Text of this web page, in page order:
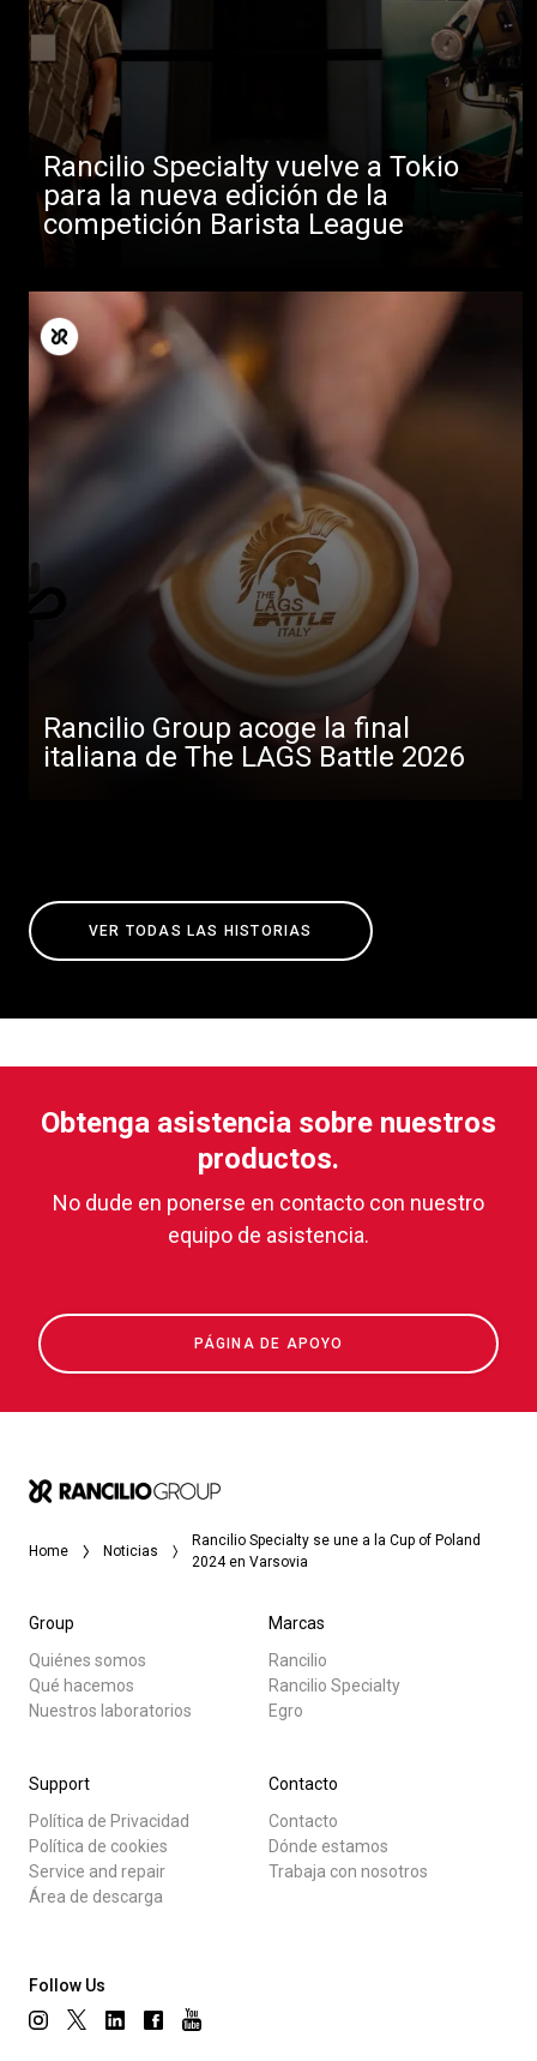
Rancilio Specialty vuelve a Tokio
para la nueva edición de la
competición Barista League
Rancilio Group acoge la final
italiana de The LAGS Battle 2026
VER TODAS LAS HISTORIAS
Obtenga asistencia sobre nuestros
productos.
No dude en ponerse en contacto con nuestro
equipo de asistencia.
PÁGINA DE APOYO
Home Noticias
Rancilio Specialty se une a la Cup of Poland
2024 en Varsovia
Group
Quiénes somos
Qué hacemos
Nuestros laboratorios
Marcas
Rancilio
Rancilio Specialty
Egro
Support
Política de Privacidad
Política de cookies
Service and repair
Área de descarga
Contacto
Contacto
Dónde estamos
Trabaja con nosotros
Follow Us